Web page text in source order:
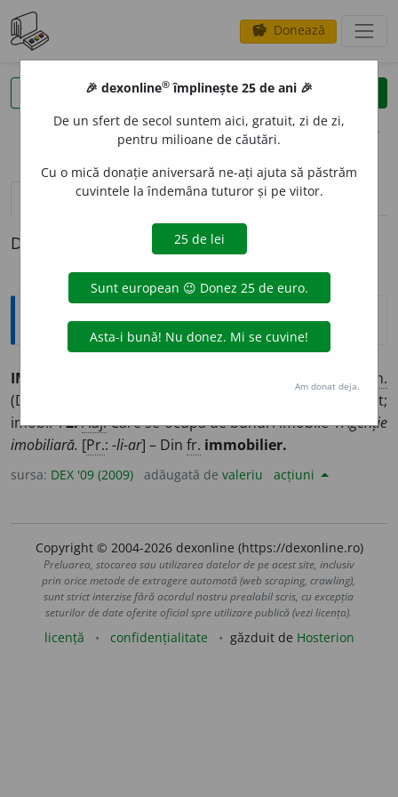
savings Donează
clear
opțiuni
definiții (1) pronunțievolume_up (25)
Definiția cu ID-ul 869353:
Explicative DEX
IMOBILI
s. n.
(Despre bunuri materiale) Care nu poate fi transportat;
imobil .2.Adj.Care se ocupă de bunuri imobile .Agenție
imobiliară. [Pr.: -li-ar] – Din fr. immobilier.
sursa: DEX '09 (2009) adăugată de valeriu acțiuni
Copyright © 2004-2026 dexonline (https://dexonline.ro)
Preluarea, stocarea sau utilizarea datelor de pe acest site, inclusiv
prin orice metode de extragere automată (web scraping, crawling),
sunt strict interzise fără acordul nostru prealabil scris, cu excepția
seturilor de date oferite oficial spre utilizare publică (vezi licența).
licență confidențialitate găzduit de Hosterion
🎉 dexonline® împlinește 25 de ani 🎉
De un sfert de secol suntem aici, gratuit, zi de zi,
pentru milioane de căutări.
Cu o mică donație aniversară ne-ați ajuta să păstrăm
cuvintele la îndemâna tuturor și pe viitor.
Am donat deja.